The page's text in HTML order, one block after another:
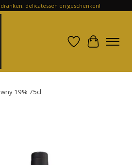
delicatessen en geschenken!
Verlanglijst
19% 75cl